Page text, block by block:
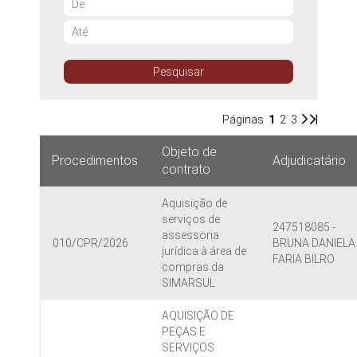
Até
Pesquisar
Páginas 1 2 3
Procedimentos
Objeto de
contrato
Adjudicatário
010/CPR/2026
Aquisição de
serviços de
assessoria
jurídica à área de
compras da
SIMARSUL
247518085 -
BRUNA DANIELA
FARIA BILRO
AQUISIÇÃO DE
PEÇAS E
SERVIÇOS